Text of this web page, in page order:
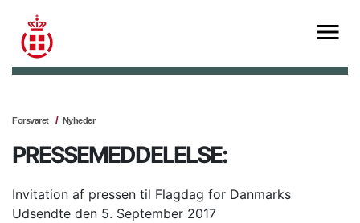
Forsvaret Nyheder
PRESSEMEDDELELSE:
Invitation af pressen til Flagdag for Danmarks
Udsendte den 5. September 2017